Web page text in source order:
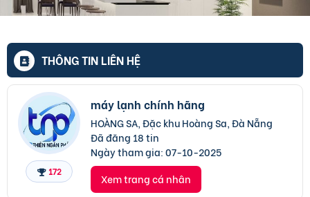
THÔNG TIN LIÊN HỆ
172
máy lạnh chính hãng
HOÀNG SA, Đặc khu Hoàng Sa, Đà Nẵng
Đã đăng 18 tin
Ngày tham gia:07-10-2025
Xem trang cá nhân